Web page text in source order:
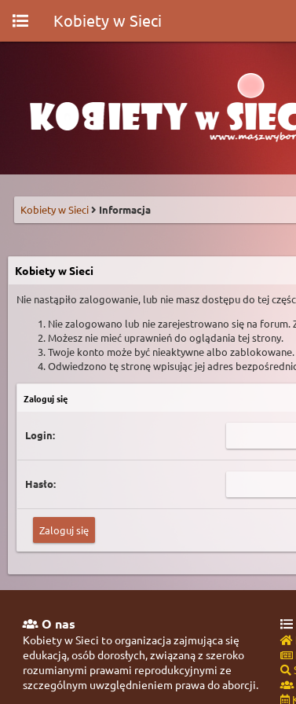
Kobiety w Sieci
Kobiety w Sieci Informacja
Kobiety w Sieci
Nie nastąpiło zalogowanie, lub nie masz dostępu do tej
Nie zalogowano lub nie zarejestrowano się na
Możesz nie mieć uprawnień do oglądania tej strony.
Twoje konto może być nieaktywne albo zablokowane.
Odwiedzono tę stronę wpisując jej adres
Zaloguj się
Login:
Hasło:
O nas
Kobiety w Sieci to organizacja zajmująca się
edukacją, osób dorosłych, związaną z szeroko
rozumianymi prawami reprodukcyjnymi ze
szczególnym uwzględnieniem prawa do aborcji.